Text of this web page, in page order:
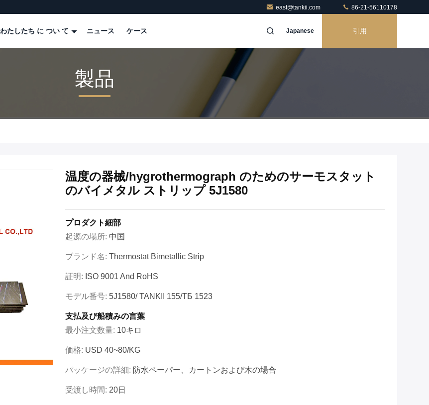
east@tankii.com 86-21-56110178
わたしたち に つい て ニュース ケース Japanese 引用
製品
温度の器械/hygrothermograph のためのサーモスタット
のバイメタル ストリップ 5J1580
プロダクト細部
起源の場所: 中国
ブランド名: Thermostat Bimetallic Strip
証明: ISO 9001 And RoHS
モデル番号: 5J1580/ TANKII 155/ТБ 1523
支払及び船積みの言葉
最小注文数量: 10キロ
価格: USD 40~80/KG
パッケージの詳細: 防水ペーパー、カートンおよび木の場合
受渡し時間: 20日